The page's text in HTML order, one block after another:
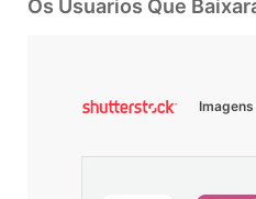
Os Usuarios Que